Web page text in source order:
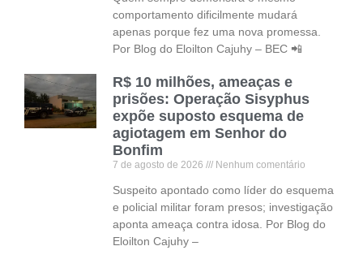
comportamento dificilmente mudará
apenas porque fez uma nova promessa.
Por Blog do Eloilton Cajuhy – BEC 📲
R$ 10 milhões, ameaças e
prisões: Operação Sisyphus
expõe suposto esquema de
agiotagem em Senhor do
Bonfim
7 de agosto de 2026 Nenhum comentário
Suspeito apontado como líder do esquema
e policial militar foram presos; investigação
aponta ameaça contra idosa. Por Blog do
Eloilton Cajuhy –